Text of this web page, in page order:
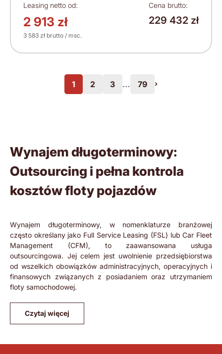
Leasing netto od:
2 913 zł
3 583 zł brutto / msc.
Cena brutto:
229 432 zł
1 2 3 … 79 ›
Wynajem długoterminowy:
Outsourcing i pełna kontrola
kosztów floty pojazdów
Wynajem długoterminowy, w nomenklaturze branżowej
często określany jako Full Service Leasing (FSL) lub Car Fleet
Management (CFM), to zaawansowana usługa
outsourcingowa. Jej celem jest uwolnienie przedsiębiorstwa
od wszelkich obowiązków administracyjnych, operacyjnych i
finansowych związanych z posiadaniem oraz utrzymaniem
floty samochodowej.
Czytaj więcej